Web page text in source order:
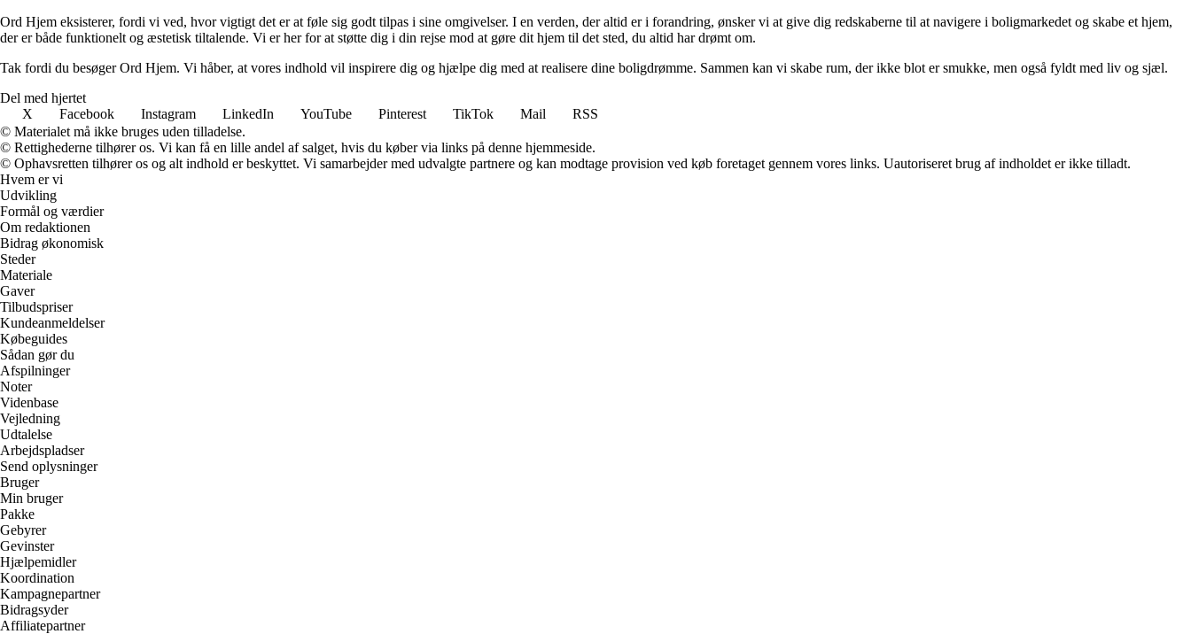
Ord Hjem eksisterer, fordi vi ved, hvor vigtigt det er at føle sig godt tilpas i sine omgivelser. I en verden, der altid er i forandring, ønsker vi at give dig redskaberne til at navigere i boligmarkedet og skabe et hjem,
der er både funktionelt og æstetisk tiltalende. Vi er her for at støtte dig i din rejse mod at gøre dit hjem til det sted, du altid har drømt om.
Tak fordi du besøger Ord Hjem. Vi håber, at vores indhold vil inspirere dig og hjælpe dig med at realisere dine boligdrømme. Sammen kan vi skabe rum, der ikke blot er smukke, men også fyldt med liv og sjæl.
Del med hjertet
X
Facebook Instagram LinkedIn YouTube Pinterest TikTok Mail
RSS
© Materialet må ikke bruges uden tilladelse.
© Rettighederne tilhører os. Vi kan få en lille andel af salget, hvis du køber via links på denne hjemmeside.
© Ophavsretten tilhører os og alt indhold er beskyttet. Vi samarbejder med udvalgte partnere og kan modtage provision ved køb foretaget gennem vores links. Uautoriseret brug af indholdet er ikke tilladt.
Hvem er vi
Udvikling
Formål og værdier
Om redaktionen
Bidrag økonomisk
Steder
Materiale
Gaver
Tilbudspriser
Kundeanmeldelser
Købeguides
Sådan gør du
Afspilninger
Noter
Videnbase
Vejledning
Udtalelse
Arbejdspladser
Send oplysninger
Bruger
Min bruger
Pakke
Gebyrer
Gevinster
Hjælpemidler
Koordination
Kampagnepartner
Bidragsyder
Affiliatepartner